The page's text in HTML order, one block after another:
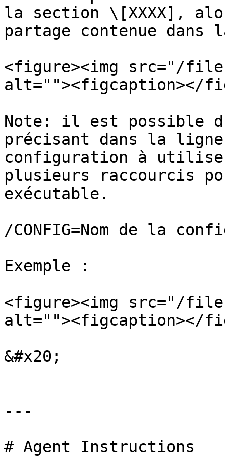
la section \[XXXX],
partage contenue dans
<figure><img src="/
alt=""><figcaption></
Note: il est possible
précisant dans la ligne
configuration à
plusieurs raccourcis
exécutable.
/CONFIG=Nom de la
Exemple :
<figure><img src="/files/
alt=""><figcaption></
&#x20;
---
# Agent Instructions